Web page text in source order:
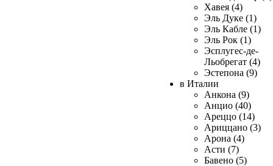
Хавея (4)
Эль Дуке (1)
Эль Кабле (1)
Эль Рок (1)
Эсплугес-де-
Льобрегат (4)
Эстепона (9)
в Италии
Анкона (9)
Анцио (40)
Ареццо (14)
Ариццано (3)
Арона (4)
Асти (7)
Бавено (5)